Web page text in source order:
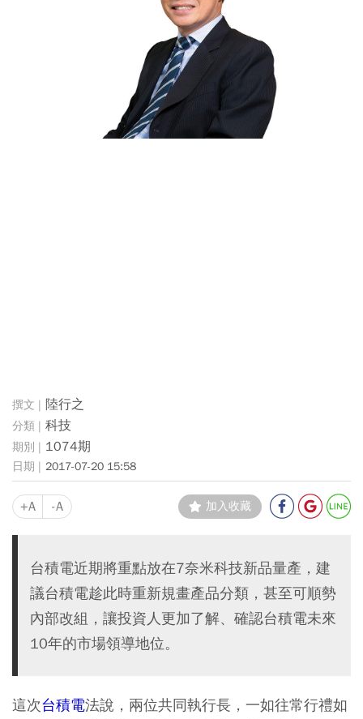
陸行之
科技
1074期
2017-07-20 15:58
+A -A 加入收藏
台積電近期將重點放在7奈米科技新品量產，建
議台積電趁此時重新規畫產品分類，甚至可順勢
內部改組，讓投資人更加了解、確認台積電未來
10年的市場領導地位。
這次台積電法說，兩位共同執行長，一如往常行禮如